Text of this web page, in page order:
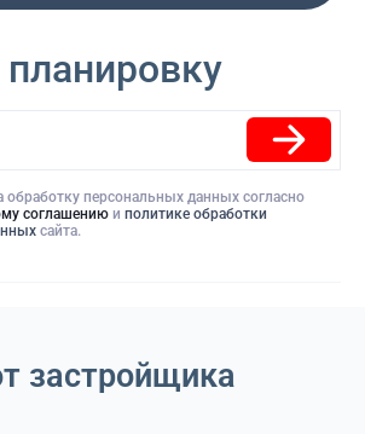
обработку персональных данных согласно
соглашению и политике обработки
сайта.
застройщика